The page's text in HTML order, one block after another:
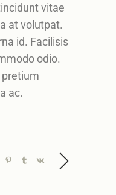
vitae
at volutpat.
id. Facilisis
odio.
pretium
ac.